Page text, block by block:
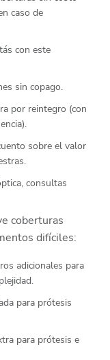
caso de
con este
sin copago.
por reintegro (con
sobre el valor
consultas
coberturas
difíciles:
adicionales para
para prótesis
para prótesis e